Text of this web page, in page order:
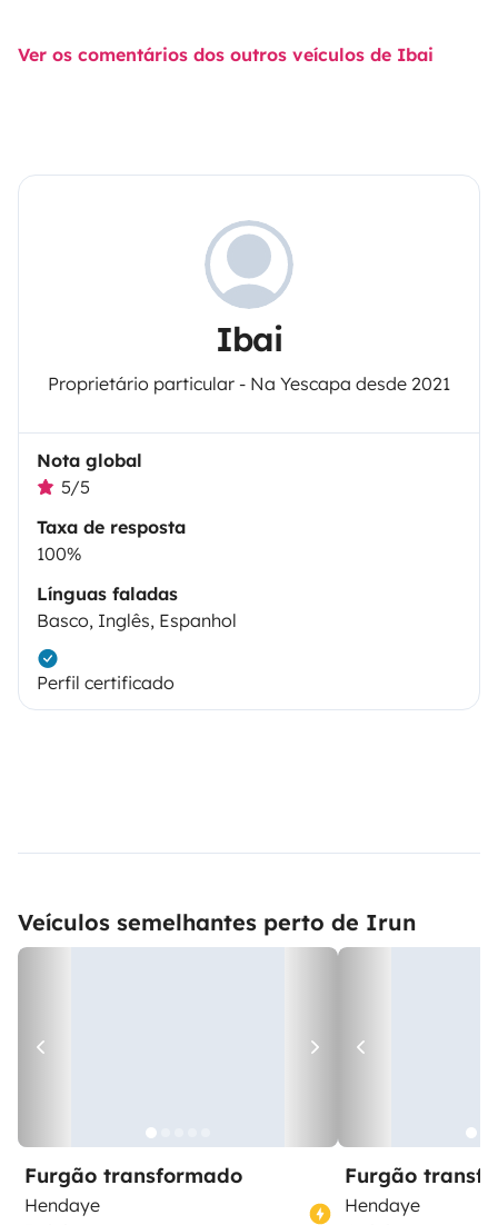
Ver os comentários dos outros veículos de Ibai
Ibai
Proprietário particular - Na Yescapa desde 2021
Nota global
5/5
Taxa de resposta
100%
Línguas faladas
Basco, Inglês, Espanhol
Perfil certificado
Veículos semelhantes perto de Irun
Furgão transformado
Hendaye
Furgão
Hendaye